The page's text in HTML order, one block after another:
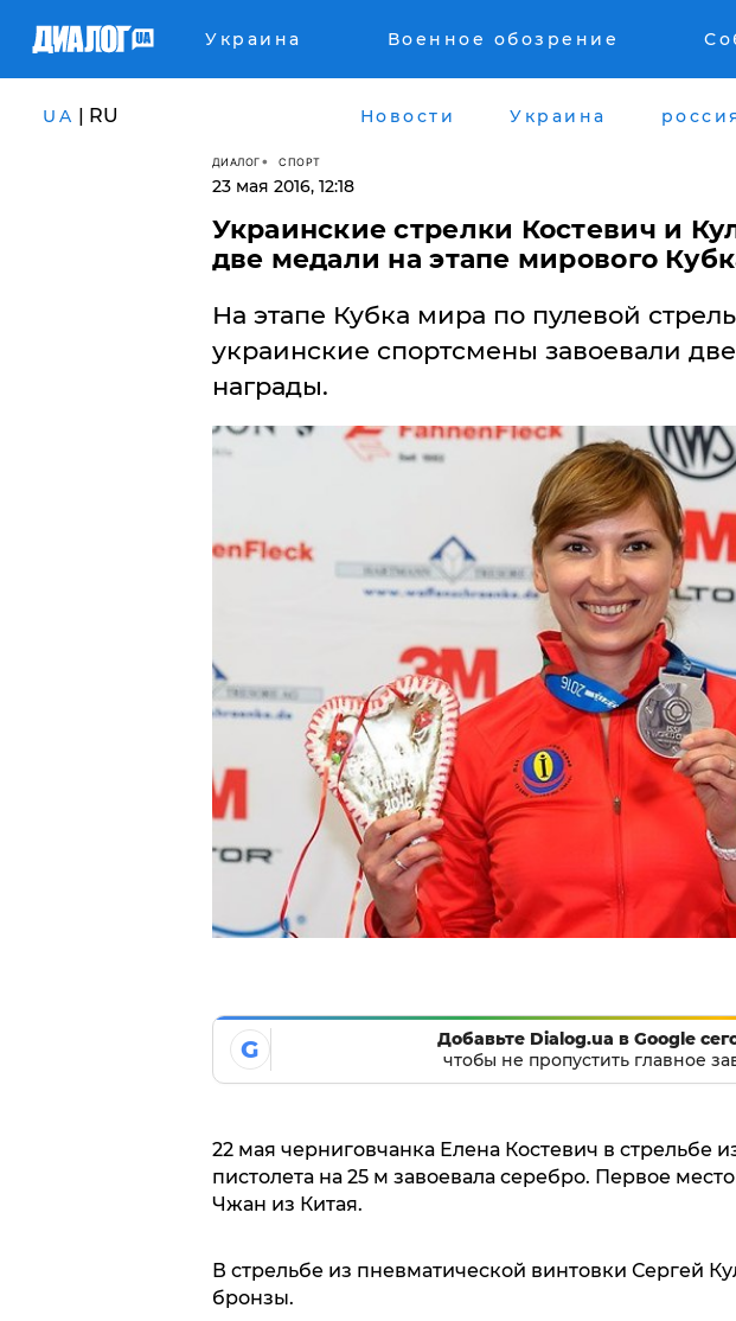
Украина Военное обозрение
UA | RU Новости Украина
ДИАЛОГ СПОРТ
23 мая 2016, 12:18
Украинские стрелки Костевич и
две медали на этапе мирового
На этапе Кубка мира по пулевой
украинские спортсмены завоевали
награды.
G
Добавьте Dialog.ua в Google
чтобы не пропустить главное
22 мая черниговчанка Елена Костевич в стрельбе
пистолета на 25 м завоевала серебро. Первое
Чжан из Китая.
В стрельбе из пневматической винтовки Сергей
бронзы.